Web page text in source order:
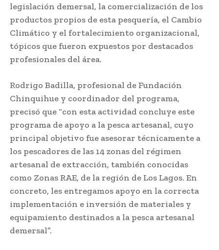
legislación demersal, la comercialización de los
productos propios de esta pesquería, el Cambio
Climático y el fortalecimiento organizacional,
tópicos que fueron expuestos por destacados
profesionales del área.
Rodrigo Badilla, profesional de Fundación
Chinquihue y coordinador del programa,
precisó que “con esta actividad concluye este
programa de apoyo a la pesca artesanal, cuyo
principal objetivo fue asesorar técnicamente a
los pescadores de las 14 zonas del régimen
artesanal de extracción, también conocidas
como Zonas RAE, de la región de Los Lagos. En
concreto, les entregamos apoyo en la correcta
implementación e inversión de materiales y
equipamiento destinados a la pesca artesanal
demersal”.